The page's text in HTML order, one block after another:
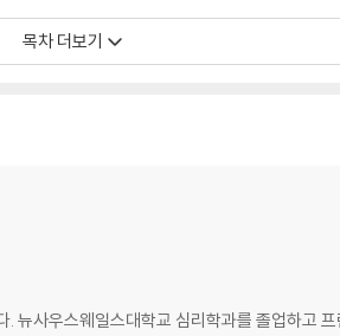
목차 더보기
뉴사우스웨일스대학교 심리학과를 졸업하고